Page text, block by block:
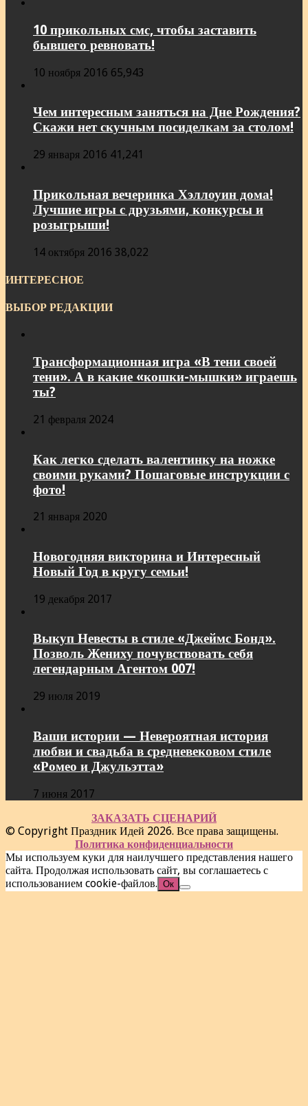
10 прикольных смс, чтобы заставить
бывшего ревновать!
10 ноября 2016 65,943
Чем интересным заняться на Дне Рождения?
Скажи нет скучным посиделкам за столом!
29 января 2016 41,241
Прикольная вечеринка Хэллоуин дома!
Лучшие игры с друзьями, конкурсы и
розыгрыши!
14 октября 2016 38,022
ИНТЕРЕСНОЕ
ВЫБОР РЕДАКЦИИ
Трансформационная игра «В тени своей
тени». А в какие «кошки-мышки» играешь
ты?
21 февраля 2024
Как легко сделать валентинку на ножке
своими руками? Пошаговые инструкции с
фото!
21 января 2020
Новогодняя викторина и Интересный
Новый Год в кругу семьи!
19 декабря 2017
Выкуп Невесты в стиле «Джеймс Бонд».
Позволь Жениху почувствовать себя
легендарным Агентом 007!
29 июля 2019
Ваши истории — Невероятная история
любви и свадьба в средневековом стиле
«Ромео и Джульэтта»
7 июня 2017
ЗАКАЗАТЬ СЦЕНАРИЙ
© Copyright Праздник Идей 2026. Все права защищены.
Политика конфиденциальности
Мы используем куки для наилучшего представления нашего
сайта. Продолжая использовать сайт, вы соглашаетесь с
использованием cookie-файлов. Ок